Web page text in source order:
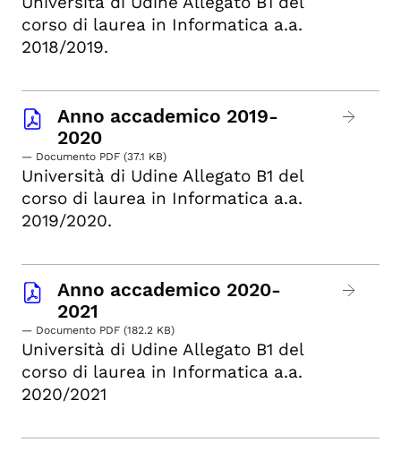
corso di laurea in Informatica a.a.
2018/2019.
Anno accademico 2019-
2020
— Documento PDF (37.1 KB)
Università di Udine Allegato B1 del
corso di laurea in Informatica a.a.
2019/2020.
Anno accademico 2020-
2021
— Documento PDF (182.2 KB)
Università di Udine Allegato B1 del
corso di laurea in Informatica a.a.
2020/2021